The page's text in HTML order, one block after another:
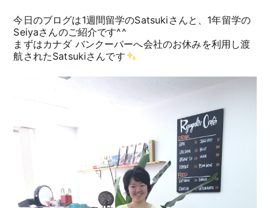
今日のブログは1週間留学のSatsukiさんと、1年留学の
Seiyaさんのご紹介です^^
まずはカナダ バンクーバーへ会社のお休みを利用し渡
航されたSatsukiさんです